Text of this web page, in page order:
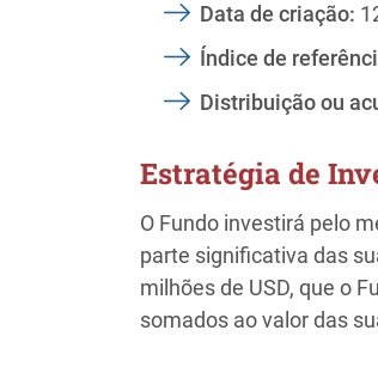
Data de criação:
Índice de
Distribuição ou
Estratégia de
O Fundo investirá pelo
parte significativa das
milhões de USD, que o
somados ao valor das